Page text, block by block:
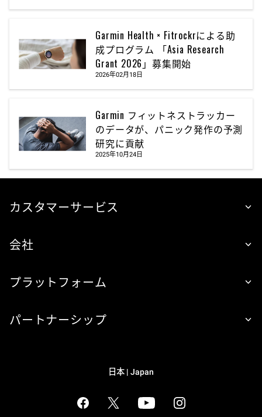
Garmin Health × Fitrockrによる助
成プログラム 「Asia Research
Grant 2026」募集開始
2026年02月18日
Garmin フィットネストラッカー
のデータが、パニック発作の予測
研究に貢献
2025年10月24日
カスタマーサービス
会社
プラットフォーム
パートナーシップ
日本 | Japan